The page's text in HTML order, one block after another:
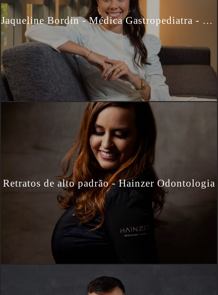
Jaqueline Bordin - Médica Gastropediatra - Retratos Profissionais
Retratos de alto padrão - Hainzer Odontologia